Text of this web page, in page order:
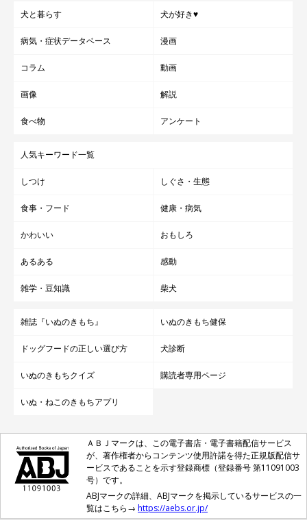
犬と暮らす 犬が好き♥
病気・症状データベース 漫画
コラム 動画
画像 解説
食べ物 アンケート
人気キーワード一覧
しつけ しぐさ・生態
食事・フード 健康・病気
かわいい おもしろ
あるある 感動
雑学・豆知識 柴犬
雑誌『いぬのきもち』 いぬのきもち健保
ドッグフードの正しい選び方 犬診断
いぬのきもちクイズ 購読者専用ページ
いぬ・ねこのきもちアプリ
ＡＢＪマークは、この電子書店・電子書籍配信サービス
が、著作権者からコンテンツ使用許諾を得た正規版配信サ
ービスであることを示す登録商標（登録番号 第11091003
号）です。
ABJマークの詳細、ABJマークを掲示しているサービスの一
覧はこちら→ https://aebs.or.jp/